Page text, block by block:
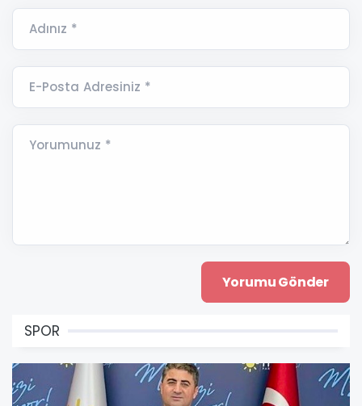
Adınız *
E-Posta Adresiniz *
Yorumunuz *
SPOR